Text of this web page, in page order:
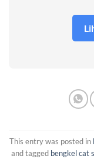
This entry was posted in
and tagged bengkel cat